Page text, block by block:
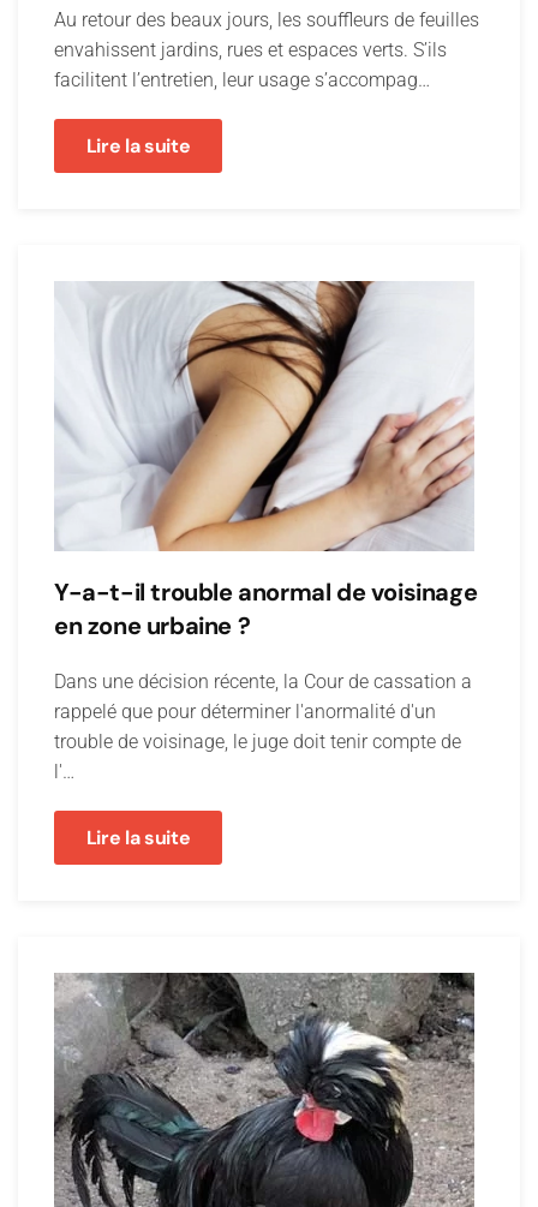
Au retour des beaux jours, les souffleurs de feuilles
envahissent jardins, rues et espaces verts. S’ils
facilitent l’entretien, leur usage s’accompag…
Lire la suite
Y-a-t-il trouble anormal de voisinage
en zone urbaine ?
Dans une décision récente, la Cour de cassation a
rappelé que pour déterminer l'anormalité d'un
trouble de voisinage, le juge doit tenir compte de
l'…
Lire la suite